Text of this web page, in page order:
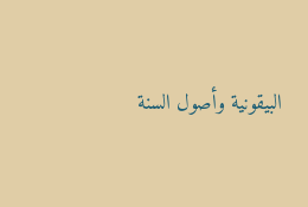
البيقونية وأصول السنة